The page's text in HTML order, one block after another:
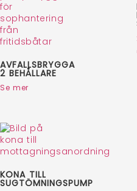
AVFALLSBRYGGA
2 BEHÅLLARE
Se mer
KONA TILL
SUGTÖMNINGSPUMP